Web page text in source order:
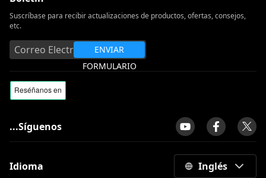
Suscríbase para recibir actualizaciones de productos, ofertas, consejos,
etc.
ENVIAR
FORMULARIO
...Síguenos
Idioma Inglés